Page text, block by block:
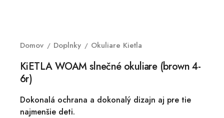
Domov Doplnky Okuliare Kietla
KiETLA WOAM slnečné okuliare (brown 4-
6r)
Dokonalá ochrana a dokonalý dizajn aj pre tie
najmenšie deti.